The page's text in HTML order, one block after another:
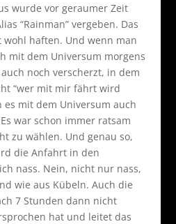
wurde vor geraumer Zeit
“Rainman” vergeben. Das
wohl haften. Und wenn man
mit dem Universum morgens
noch verscherzt, in dem
“wer mit mir fährt wird
es mit dem Universum auch
war schon immer ratsam
zu wählen. Und genau so,
die Anfahrt in den
nass. Nein, nicht nur nass,
wie aus Kübeln. Auch die
7 Stunden dann nicht
hat und leitet das